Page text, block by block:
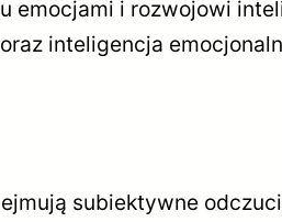
emocjami i rozwojowi
inteligencja
subiektywne